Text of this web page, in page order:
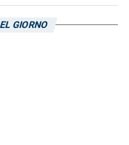
lo dicono i
GIORNO